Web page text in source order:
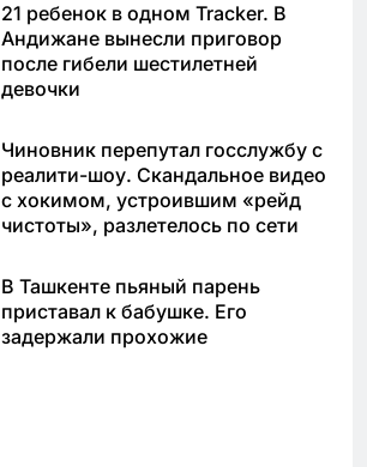
21 ребенок в одном Tracker. В
Андижане вынесли приговор
после гибели шестилетней
девочки
Чиновник перепутал госслужбу с
реалити-шоу. Скандальное видео
с хокимом, устроившим «рейд
чистоты», разлетелось по сети
В Ташкенте пьяный парень
приставал к бабушке. Его
задержали прохожие